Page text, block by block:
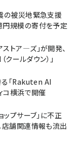
の被災地緊急支援
円規模の寄付を予定
トア―ズ」が開発、
クールダウン）」
「Rakuten AI
コ横浜で開催
ップサーブ」に不正
店舗関連情報も流出